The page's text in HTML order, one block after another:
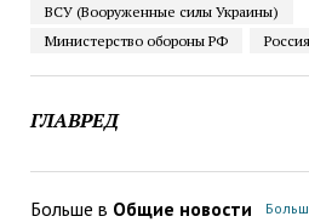
ВСУ (Вооруженные силы Украины)
Министерство обороны РФ
Россия
ГЛАВРЕД
Больше в Общие новости